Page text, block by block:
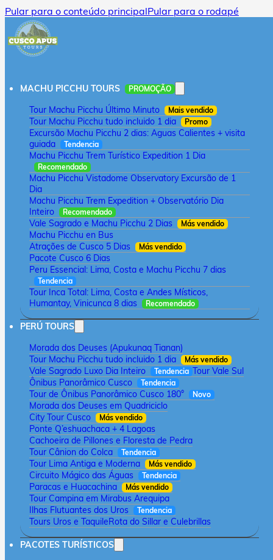
Pular para o conteúdo principalPular para o rodapé
MACHU PICCHU TOURS PROMOÇÃO
Tour Machu Picchu Último Minuto Mais vendido
Tour Machu Picchu tudo incluido 1 dia Promo
Excursão Machu Picchu 2 dias: Aguas Calientes + visita
guiada
Tendencia
Machu Picchu Trem Turístico Expedition 1 Dia
Recomendado
Machu Picchu Vistadome Observatory Excursão de 1
Dia
Machu Picchu Trem Expedition + Observatório Dia
Inteiro
Recomendado
Vale Sagrado e Machu Picchu 2 Dias Más vendido
Machu Picchu en Bus
Atrações de Cusco 5 Dias
Más vendido
Pacote Cusco 6 Dias
Peru Essencial: Lima, Costa e Machu Picchu 7 dias
Tendencia
Tour Inca Total: Lima, Costa e Andes Místicos,
Humantay, Vinicunca 8 dias
Recomendado
PERÚ TOURS
Morada dos Deuses (Apukunaq Tianan)
Tour Machu Picchu tudo incluido 1 dia
Más vendido
Vale Sagrado Luxo Dia Inteiro Tendencia Tour Vale Sul
Ônibus Panorâmico Cusco
Tendencia
Tour de Ônibus Panorâmico Cusco 180° Novo
Morada dos Deuses em Quadriciclo
City Tour Cusco
Más vendido
Ponte Q’eshuachaca + 4 Lagoas
Cachoeira de Pillones e Floresta de Pedra
Tour Cânion do Colca
Tendencia
Tour Lima Antiga e Moderna Más vendido
Circuito Mágico das Águas Tendencia
Paracas e Huacachina Más vendido
Tour Campina em Mirabus Arequipa
Ilhas Flutuantes dos Uros
Tendencia
Tours Uros e TaquileRota do Sillar e Culebrillas
PACOTES TURÍSTICOS